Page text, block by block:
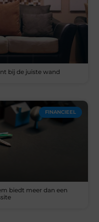
bij de juiste wand
FINANCIEEL
biedt meer dan een